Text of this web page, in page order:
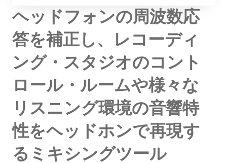
ヘッドフォンの周波数応
答を補正し、レコーディ
ング・スタジオのコント
ロール・ルームや様々な
リスニング環境の音響特
性をヘッドホンで再現す
るミキシングツール